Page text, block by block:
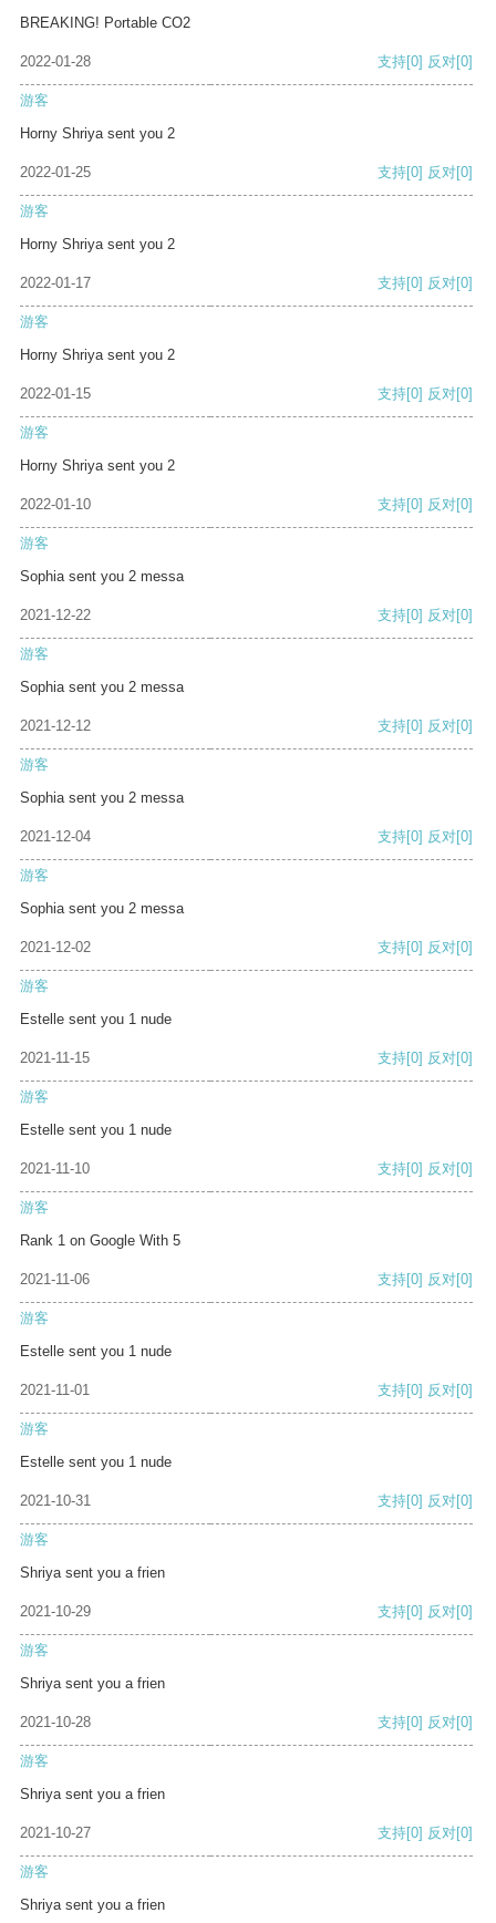
BREAKING! Portable CO2
2022-01-28 支持[0] 反对[0]
游客
Horny Shriya sent you 2
2022-01-25 支持[0] 反对[0]
游客
Horny Shriya sent you 2
2022-01-17 支持[0] 反对[0]
游客
Horny Shriya sent you 2
2022-01-15 支持[0] 反对[0]
游客
Horny Shriya sent you 2
2022-01-10 支持[0] 反对[0]
游客
Sophia sent you 2 messa
2021-12-22 支持[0] 反对[0]
游客
Sophia sent you 2 messa
2021-12-12 支持[0] 反对[0]
游客
Sophia sent you 2 messa
2021-12-04 支持[0] 反对[0]
游客
Sophia sent you 2 messa
2021-12-02 支持[0] 反对[0]
游客
Estelle sent you 1 nude
2021-11-15 支持[0] 反对[0]
游客
Estelle sent you 1 nude
2021-11-10 支持[0] 反对[0]
游客
Rank 1 on Google With 5
2021-11-06 支持[0] 反对[0]
游客
Estelle sent you 1 nude
2021-11-01 支持[0] 反对[0]
游客
Estelle sent you 1 nude
2021-10-31 支持[0] 反对[0]
游客
Shriya sent you a frien
2021-10-29 支持[0] 反对[0]
游客
Shriya sent you a frien
2021-10-28 支持[0] 反对[0]
游客
Shriya sent you a frien
2021-10-27 支持[0] 反对[0]
游客
Shriya sent you a frien